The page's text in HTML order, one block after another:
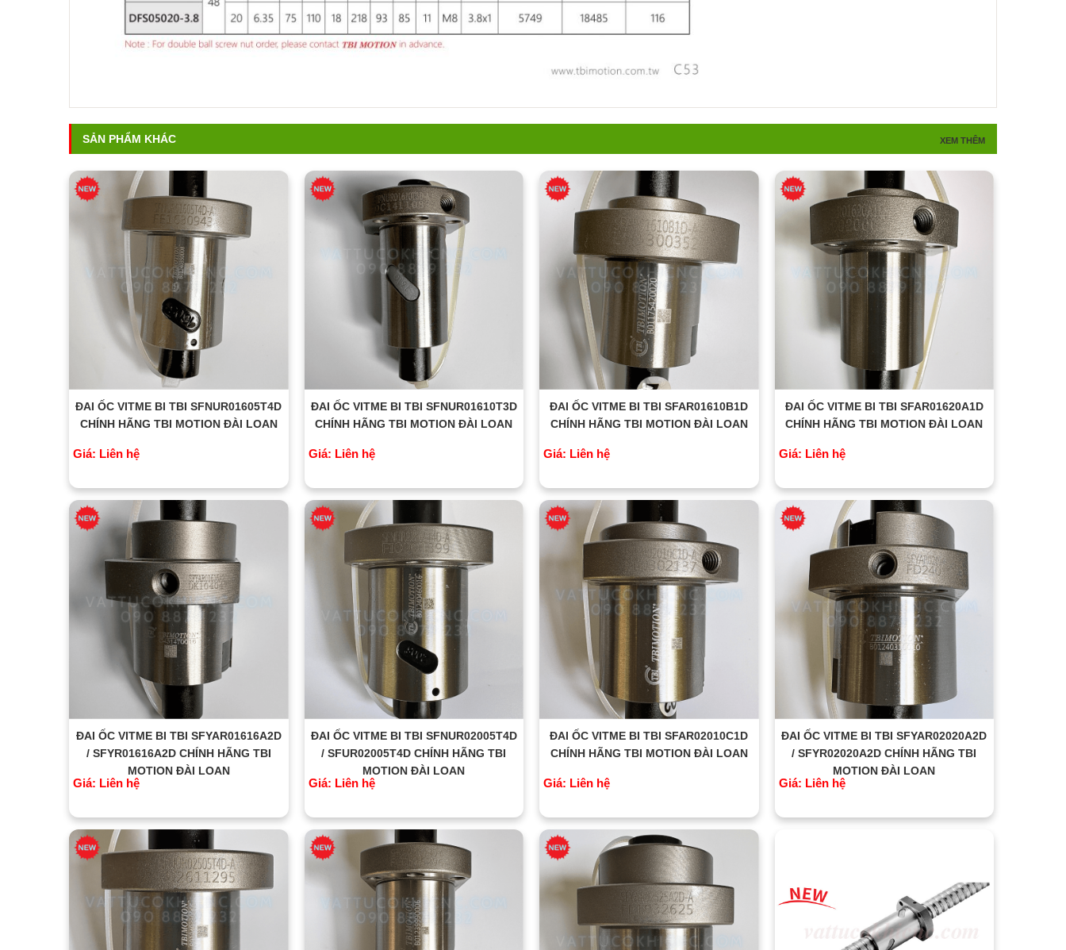
SẢN PHẨM KHÁC XEM THÊM
ĐAI ỐC VITME BI TBI SFNUR01605T4D
CHÍNH HÃNG TBI MOTION ĐÀI LOAN
Giá: Liên hệ
ĐAI ỐC VITME BI TBI SFNUR01610T3D
CHÍNH HÃNG TBI MOTION ĐÀI LOAN
Giá: Liên hệ
ĐAI ỐC VITME BI TBI SFAR01610B1D
CHÍNH HÃNG TBI MOTION ĐÀI LOAN
Giá: Liên hệ
ĐAI ỐC VITME BI TBI SFAR01620A1D
CHÍNH HÃNG TBI MOTION ĐÀI LOAN
Giá: Liên hệ
ĐAI ỐC VITME BI TBI SFYAR01616A2D
/ SFYR01616A2D CHÍNH HÃNG TBI
MOTION ĐÀI LOAN
Giá: Liên hệ
ĐAI ỐC VITME BI TBI SFNUR02005T4D
/ SFUR02005T4D CHÍNH HÃNG TBI
MOTION ĐÀI LOAN
Giá: Liên hệ
ĐAI ỐC VITME BI TBI SFAR02010C1D
CHÍNH HÃNG TBI MOTION ĐÀI LOAN
Giá: Liên hệ
ĐAI ỐC VITME BI TBI SFYAR02020A2D
/ SFYR02020A2D CHÍNH HÃNG TBI
MOTION ĐÀI LOAN
Giá: Liên hệ